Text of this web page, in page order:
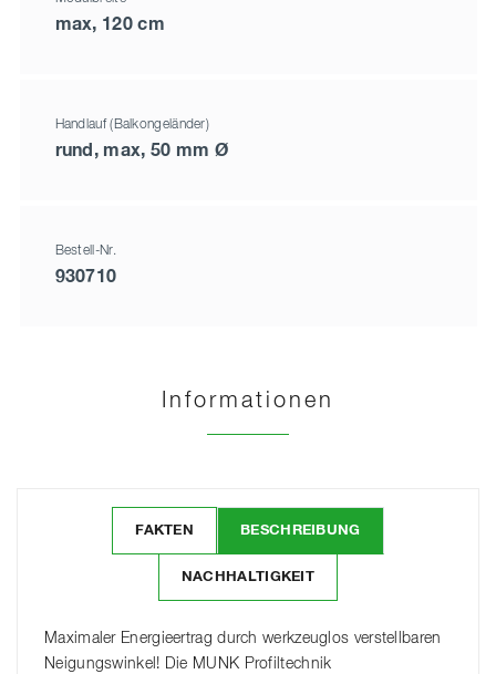
max, 120 cm
Handlauf (Balkongeländer)
rund, max, 50 mm Ø
Bestell-Nr.
930710
Informationen
FAKTEN BESCHREIBUNG
NACHHALTIGKEIT
Maximaler Energieertrag durch werkzeuglos verstellbaren
Neigungswinkel! Die MUNK Profiltechnik